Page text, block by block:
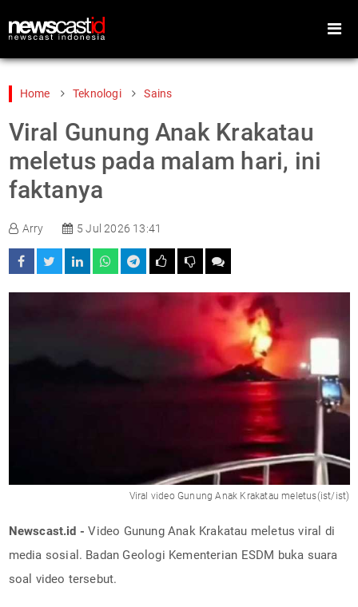
Home
Peristiwa
Gaya Hidup
Video
Foto
Home Teknologi Sains
Viral Gunung Anak Krakatau
meletus pada malam hari, ini
faktanya
Arry 5 Jul 2026 13:41
Viral video Gunung Anak Krakatau meletus(ist/ist)
Newscast.id - Video Gunung Anak Krakatau meletus viral di
media sosial. Badan Geologi Kementerian ESDM buka suara
soal video tersebut.